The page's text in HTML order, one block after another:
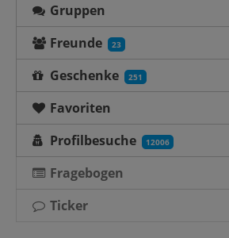
Gruppen
Freunde
23
Geschenke 251
Favoriten
Profilbesuche
12006
Fragebogen
Ticker